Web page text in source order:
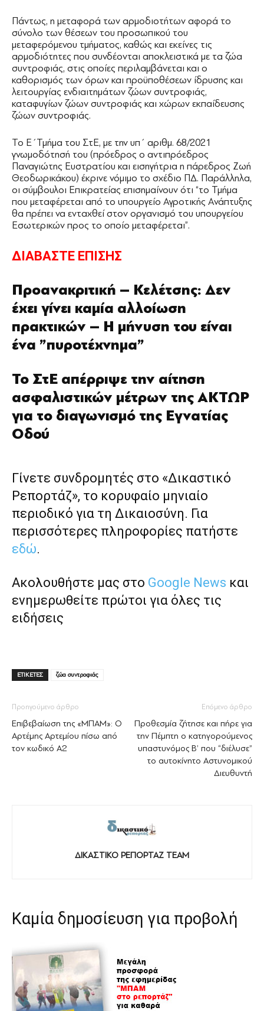
Πάντως, η μεταφορά των αρμοδιοτήτων αφορά το
σύνολο των θέσεων του προσωπικού του
μεταφερόμενου τμήματος, καθώς και εκείνες τις
αρμοδιότητες που συνδέονται αποκλειστικά με τα ζώα
συντροφιάς, στις οποίες περιλαμβάνεται και ο
καθορισμός των όρων και προϋποθέσεων ίδρυσης και
λειτουργίας ενδιαιτημάτων ζώων συντροφιάς,
καταφυγίων ζώων συντροφιάς και χώρων εκπαίδευσης
ζώων συντροφιάς.
Το Ε΄Τμήμα του ΣτΕ, με την υπ΄ αριθμ. 68/2021
γνωμοδότησή του (πρόεδρος ο αντιπρόεδρος
Παναγιώτης Ευστρατίου και εισηγήτρια η πάρεδρος Ζωή
Θεοδωρικάκου) έκρινε νόμιμο το σχέδιο ΠΔ. Παράλληλα,
οι σύμβουλοι Επικρατείας επισημαίνουν ότι “το Τμήμα
που μεταφέρεται από το υπουργείο Αγροτικής Ανάπτυξης
θα πρέπει να ενταχθεί στον οργανισμό του υπουργείου
Εσωτερικών προς το οποίο μεταφέρεται”.
ΔΙΑΒΑΣΤΕ ΕΠΙΣΗΣ
Προανακριτική – Κελέτσης: Δεν
έχει γίνει καμία αλλοίωση
πρακτικών – Η μήνυση του είναι
ένα ”πυροτέχνημα”
Το ΣτΕ απέρριψε την αίτηση
ασφαλιστικών μέτρων της ΑΚΤΩΡ
για το διαγωνισμό της Εγνατίας
Οδού
Γίνετε συνδρομητές στο «Δικαστικό
Ρεπορτάζ», το κορυφαίο μηνιαίο
περιοδικό για τη Δικαιοσύνη. Για
περισσότερες πληροφορίες πατήστε
εδώ.
Ακολουθήστε μας στο Google News και
ενημερωθείτε πρώτοι για όλες τις
ειδήσεις
ΕΤΙΚΕΤΕΣ ζώα συντροφιάς
Προηγούμενο άρθρο
Επιβεβαίωση της «ΜΠΑΜ»: Ο
Αρτέμης Αρτεμίου πίσω από
τον κωδικό Α2
Επόμενο άρθρο
Προθεσμία ζήτησε και πήρε για
την Πέμπτη ο κατηγορούμενος
υπαστυνόμος Β’ που “διέλυσε”
το αυτοκίνητο Αστυνομικού
Διευθυντή
ΔΙΚΑΣΤΙΚΟ ΡΕΠΟΡΤΑΖ TEAM
Καμία δημοσίευση για προβολή